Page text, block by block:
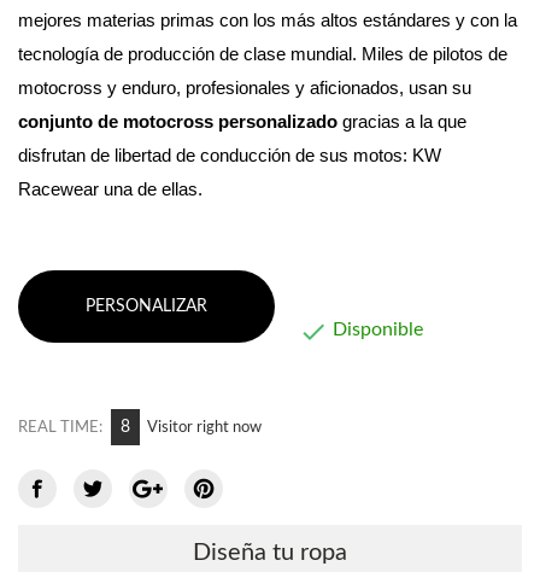
mejores materias primas con los más altos estándares y con la
tecnología de producción de clase mundial. Miles de pilotos de
conjunto de motocross personalizado gracias a la que
disfrutan de libertad de conducción de sus motos: KW
Racewear una de ellas.
PERSONALIZAR
 Disponible
REAL TIME: 7 Visitor right now
Diseña tu ropa